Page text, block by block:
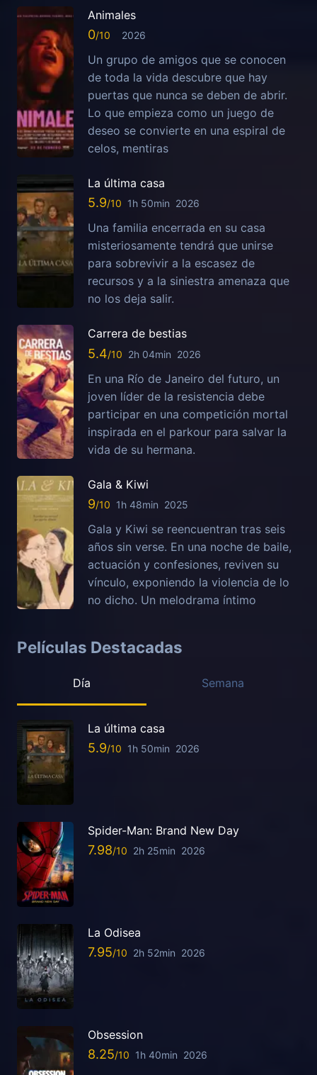
Animales
0 2026
Un grupo de amigos que se conocen
de toda la vida descubre que hay
puertas que nunca se deben de abrir.
Lo que empieza como un juego de
deseo se convierte en una espiral de
celos, mentiras
La última casa
5.9 1h 50min 2026
Una familia encerrada en su casa
misteriosamente tendrá que unirse
para sobrevivir a la escasez de
recursos y a la siniestra amenaza que
no los deja salir.
Carrera de bestias
5.4 2h 04min 2026
En una Río de Janeiro del futuro, un
joven líder de la resistencia debe
participar en una competición mortal
inspirada en el parkour para salvar la
vida de su hermana.
Gala & Kiwi
9 1h 48min 2025
Gala y Kiwi se reencuentran tras seis
años sin verse. En una noche de baile,
actuación y confesiones, reviven su
vínculo, exponiendo la violencia de lo
no dicho. Un melodrama íntimo
Películas Destacadas
Día Semana
La última casa
5.9 1h 50min 2026
Spider-Man: Brand New Day
7.98 2h 25min 2026
La Odisea
7.95 2h 52min 2026
Obsession
8.25 1h 40min 2026